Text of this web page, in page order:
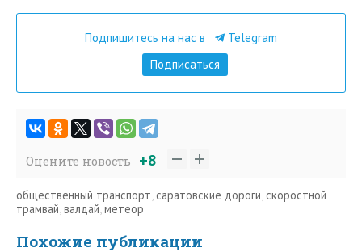
Подпишитесь на нас в
Telegram
Подписаться
Оцените новость +8
общественный транспорт, саратовские дороги, скоростной
трамвай,валдай,метеор
Похожие публикации